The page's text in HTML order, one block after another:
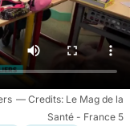
Le Mag de la
Santé - France 5